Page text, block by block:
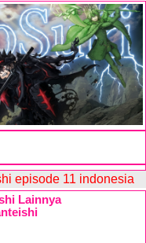
episode 11 indonesia
Lainnya